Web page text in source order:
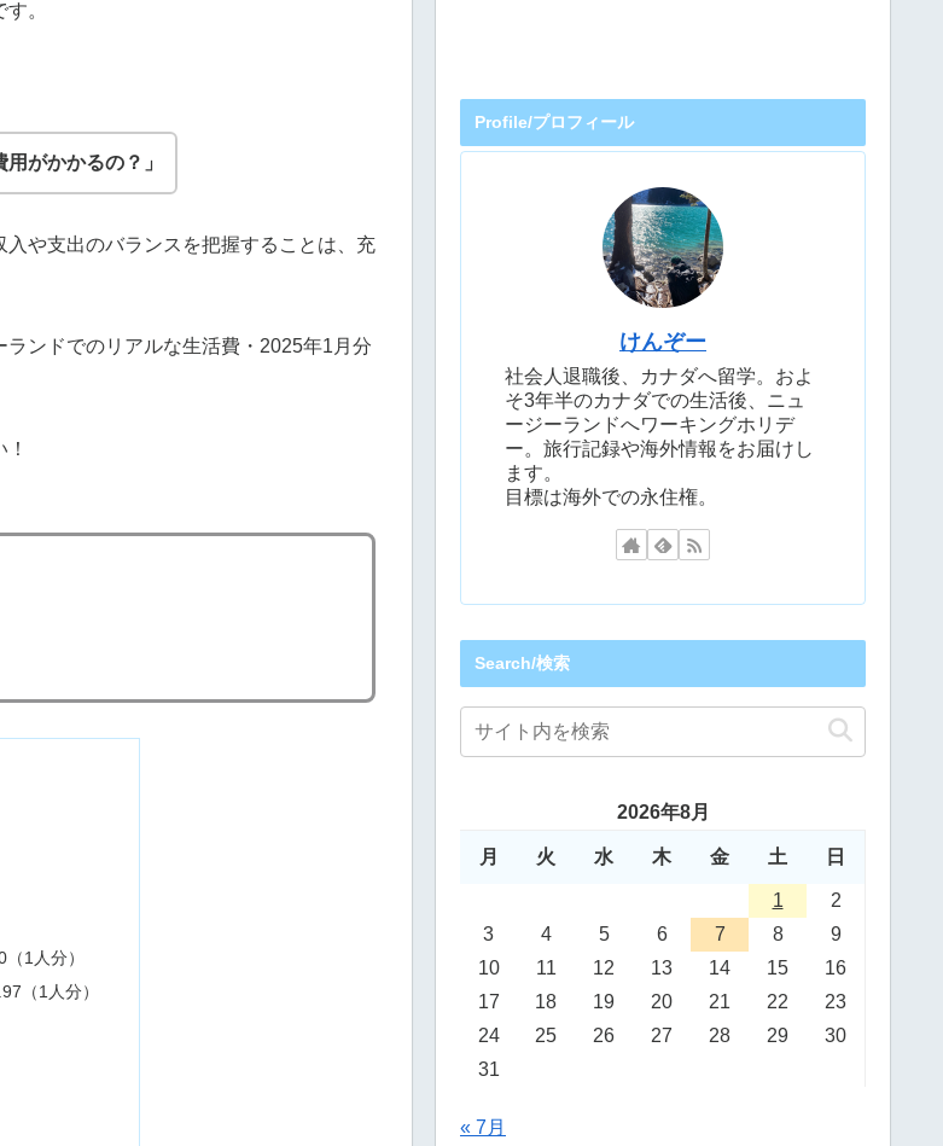
。
がかかるの？」
や支出のバランスを把握することは、充
ンドでのリアルな生活費・2025年1月分
1人分）
（1人分）
Profile/プロフィール
けんぞー
社会人退職後、カナダへ留学。およ
そ3年半のカナダでの生活後、ニュ
ージーランドへワーキングホリデ
ー。旅行記録や海外情報をお届けし
ます。
目標は海外での永住権。
Search/検索
2026年8月
月 火 水 木 金 土 日
1
2
3
4 5 6 7 8
9
10
11 12 13 14 15
16
17
18 19 20 21 22
23
24
25 26 27 28 29
30
31
« 7月